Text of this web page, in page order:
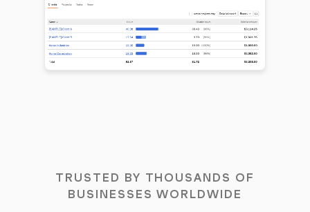
TRUSTED BY THOUSANDS OF
BUSINESSES WORLDWIDE